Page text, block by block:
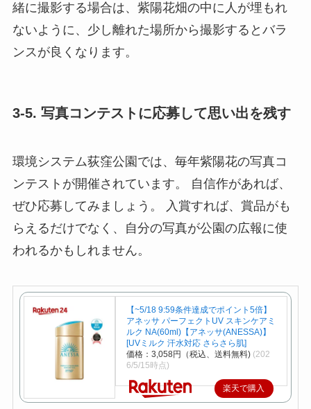
緒に撮影する場合は、紫陽花畑の中に人が埋もれ
ないように、少し離れた場所から撮影するとバラ
ンスが良くなります。
3-5. 写真コンテストに応募して思い出を残す
環境システム荻窪公園では、毎年紫陽花の写真コ
ンテストが開催されています。 自信作があれば、
ぜひ応募してみましょう。 入賞すれば、賞品がも
らえるだけでなく、自分の写真が公園の広報に使
われるかもしれません。
【~5/18 9:59条件達成でポイント5倍】
アネッサ パーフェクトUV スキンケアミ
ルク NA(60ml)【アネッサ(ANESSA)】
[UVミルク 汗水対応 さらさら肌]
価格：3,058円（税込、送料無料) (202
6/5/15時点)
楽天で購入